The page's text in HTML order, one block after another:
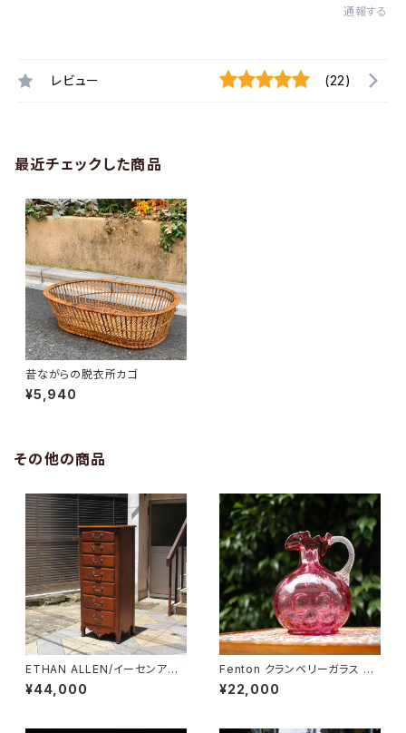
通報する
レビュー (22)
最近チェックした商品
昔ながらの脱衣所カゴ
¥5,940
その他の商品
ETHAN ALLEN/イーセンアー
レン 7段トールチェスト
¥44,000
Fenton クランベリーガラス ピ
ッチャー
¥22,000